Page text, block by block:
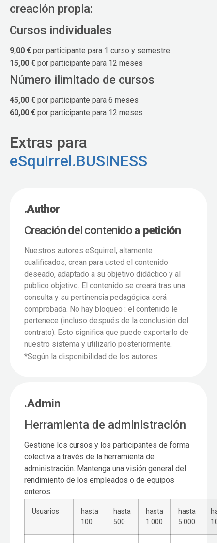
creación propia:
Cursos individuales
9,00 € por participante para 1 curso y semestre
15,00 € por participante para 12 meses
Número ilimitado de cursos
45,00 € por participante para 6 meses
60,00 € por participante para 12 meses
Extras para
eSquirrel.BUSINESS
.Author
Creación del contenidoa petición
Nuestros autores eSquirrel, altamente
cualificados, crean para usted el contenido
deseado, adaptado a su objetivo didáctico y al
público objetivo. El contenido se creará tras una
consulta y su pertinencia pedagógica será
comprobada. No hay bloqueo : el contenido le
pertenece (incluso después de la conclusión del
contrato). Esto significa que puede exportarlo de
nuestro sistema y utilizarlo posteriormente.
*Según la disponibilidad de los autores.
.Admin
Herramienta de administración
Gestione los cursos y los participantes de forma
colectiva a través de la herramienta de
administración. Mantenga una visión general del
rendimiento de los empleados o de equipos
enteros.
Usuarios
hasta
100
hasta
500
hasta
1.000
hasta
5.000